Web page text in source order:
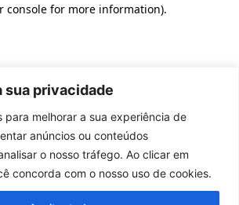
sua privacidade
para melhorar a sua experiência de
anúncios ou conteúdos
o nosso tráfego. Ao clicar em
concorda com o nosso uso de cookies.